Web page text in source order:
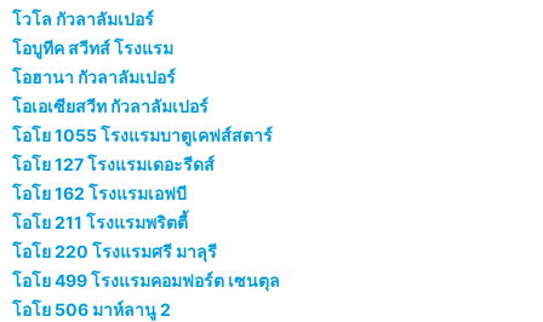
โวโล กัวลาลัมเปอร์
โอบูทีค สวีทส์ โรงแรม
โอฮานา กัวลาลัมเปอร์
โอเอเซียสวีท กัวลาลัมเปอร์
โอโย 1055 โรงแรมบาตูเคฟส์สตาร์
โอโย 127 โรงแรมเดอะรีดส์
โอโย 162 โรงแรมเอฟบี
โอโย 211 โรงแรมพริตตี้
โอโย 220 โรงแรมศรี มาลุรี
โอโย 499 โรงแรมคอมฟอร์ต เซนตุล
โอโย 506 มาห์ลานู 2